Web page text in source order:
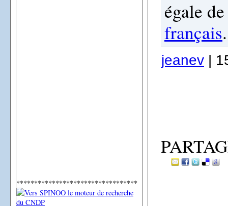
**********************************
égale
français.
jeanev |